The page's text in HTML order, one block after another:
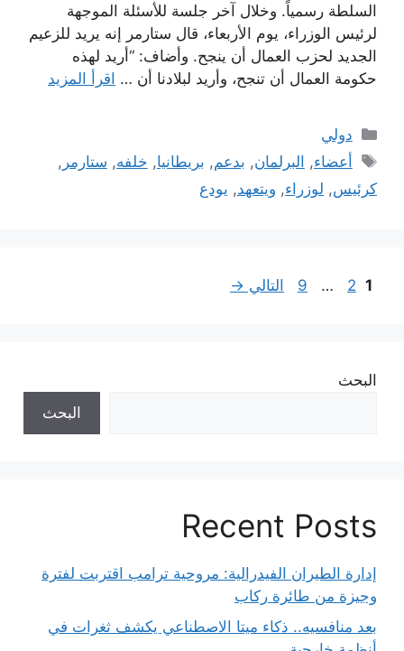
السلطة رسمياً. وخلال آخر جلسة للأسئلة الموجهة
لرئيس الوزراء، يوم الأربعاء، قال ستارمر إنه يريد للزعيم
الجديد لحزب العمال أن ينجح. وأضاف: “أريد لهذه
حكومة العمال أن تنجح، وأريد لبلادنا أن … اقرأ المزيد
التصنيفات
دولي
الوسوم
أعضاء, البرلمان, بدعم, بريطانيا, خلفه, ستارمر ,
كرئيس, لوزراء, ويتعهد, يودع
Page
1
Page
2
…
Page
9 التالي →
البحث
البحث
Recent Posts
إدارة الطيران الفيدرالية: مروحية ترامب اقتربت لفترة
وجيزة من طائرة ركاب
بعد منافسيه.. ذكاء ميتا الاصطناعي يكشف ثغرات في